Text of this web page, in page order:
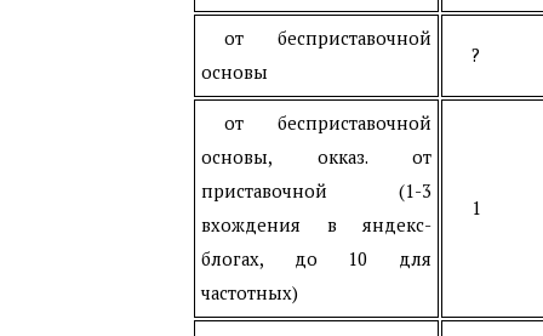
от бесприставочной
основы
?
от бесприставочной
основы, окказ. от
приставочной (1-3
вхождения в яндекс-
блогах, до 10 для
частотных)
1